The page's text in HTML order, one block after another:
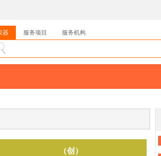
器 服务项目 服务机构
（创）